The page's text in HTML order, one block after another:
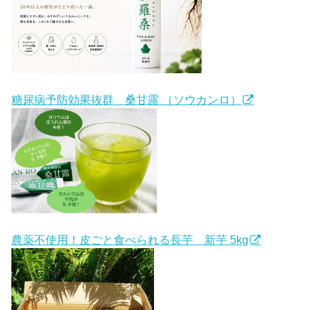
糖尿病予防効果抜群 桑甘露 （ソウカンロ）
農薬不使用！皮ごと食べられる長芋 新芋 5kg